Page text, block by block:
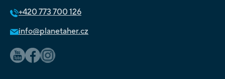
+420 773 700 126
info@planetaher.cz